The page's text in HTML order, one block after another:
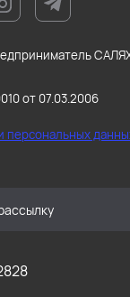
от 07.03.2006
персональных